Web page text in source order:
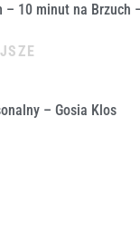
– 10 minut na Brzuch
– Gosia Klos